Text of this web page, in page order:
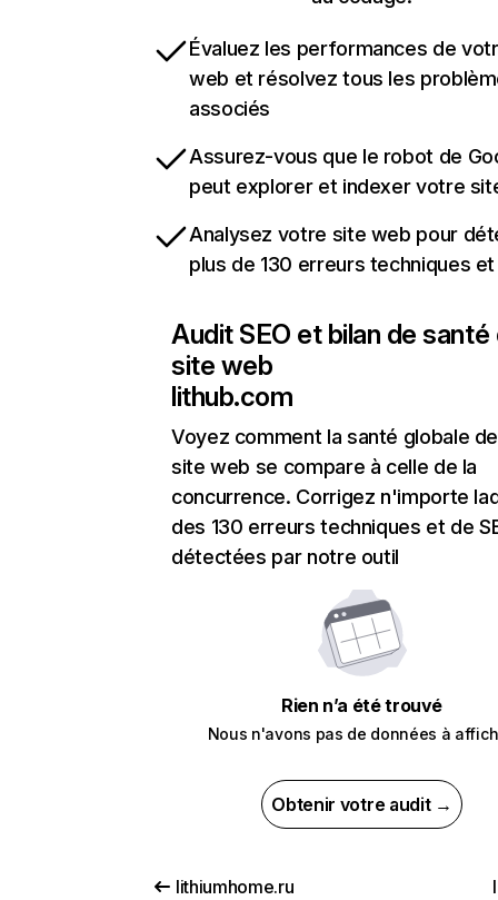
Évaluez les performances de
web et résolvez tous les
associés
Assurez-vous que le robot de
peut explorer et indexer votre
Analysez votre site web pour
plus de 130 erreurs techniques et
Audit SEO et bilan de santé
site web
lithub.com
Voyez comment la santé globale
site web se compare à celle de la
concurrence. Corrigez n'importe
des 130 erreurs techniques et de
détectées par notre outil
Rien n’a été trouvé
Nous n'avons pas de données à
Obtenir votre audit →
lithiumhome.ru